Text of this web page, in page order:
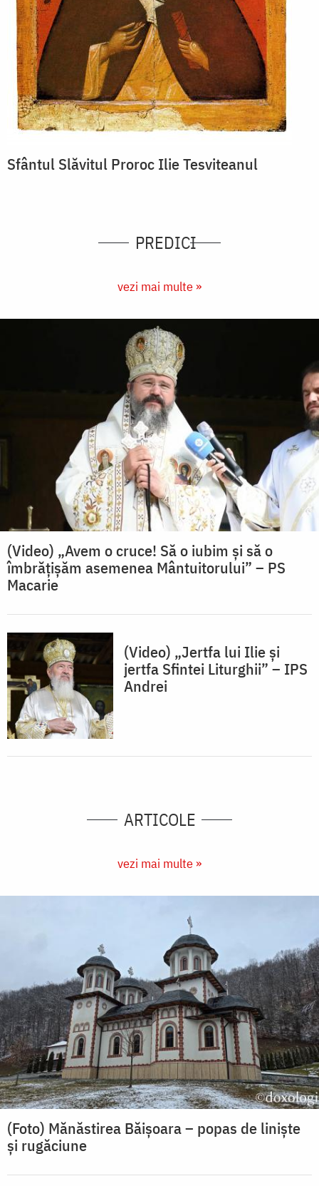
Sfântul Slăvitul Proroc Ilie Tesviteanul
PREDICI
vezi mai multe »
(Video) „Avem o cruce! Să o iubim și să o
îmbrățișăm asemenea Mântuitorului” – PS
Macarie
(Video) „Jertfa lui Ilie și
jertfa Sfintei Liturghii” – IPS
Andrei
ARTICOLE
vezi mai multe »
(Foto) Mănăstirea Băișoara – popas de liniște
și rugăciune